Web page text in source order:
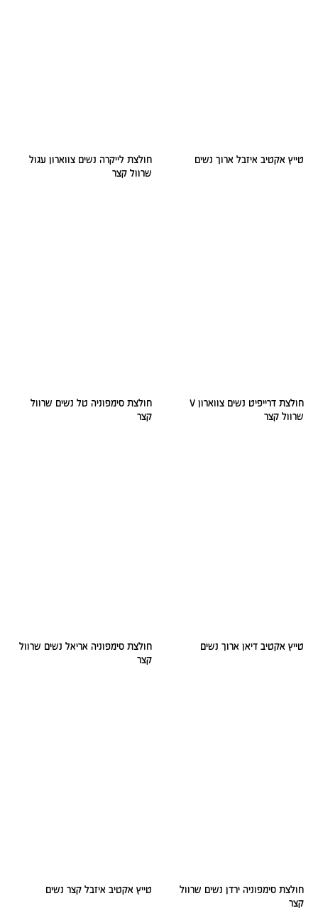
טייץ אקטיב איזבל ארוך נשים
חולצת לייקרה נשים צווארון עגול
שרוול קצר
חולצת דרייפיט נשים צווארון V
שרוול קצר
חולצת סימפוניה טל נשים שרוול
קצר
טייץ אקטיב דיאן ארוך נשים
חולצת סימפוניה אריאל נשים שרוול
קצר
חולצת סימפוניה ירדן נשים שרוול
קצר
טייץ אקטיב איזבל קצר נשים